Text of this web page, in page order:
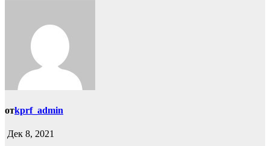
отkprf_admin
Дек 8, 2021